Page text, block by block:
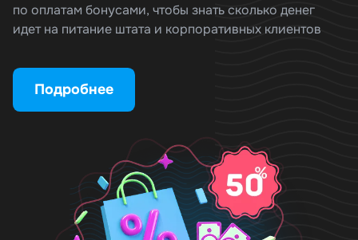
по оплатам бонусами, чтобы знать сколько денег
идет на питание штата и корпоративных клиентов
Подробнее